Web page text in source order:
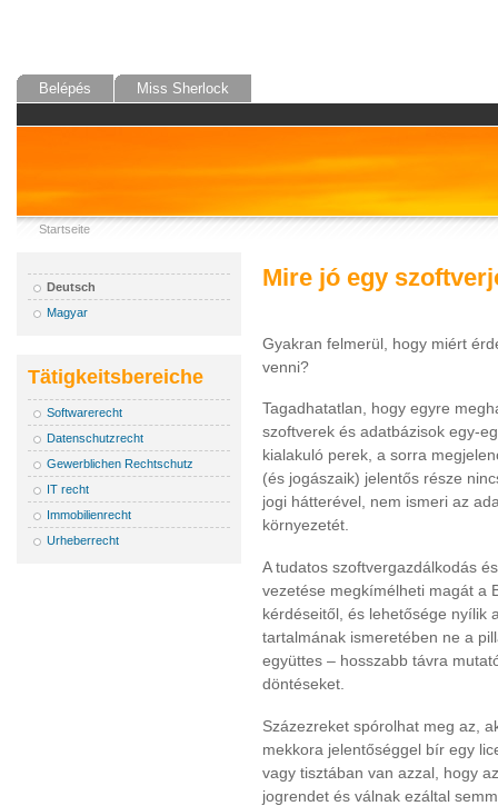
Belépés Miss Sherlock
Startseite
Deutsch
Magyar
Tätigkeitsbereiche
Softwarerecht
Datenschutzrecht
Gewerblichen Rechtschutz
IT recht
Immobilienrecht
Urheberrecht
Mire jó egy
Gyakran felmerül, hogy miért
venni?
Tagadhatatlan, hogy egyre
szoftverek és adatbázisok egy-
kialakuló perek, a sorra
(és jogászaik) jelentős része
jogi hátterével, nem ismeri az
környezetét.
A tudatos szoftvergazdálkodás
vezetése megkímélheti magát a
kérdéseitől, és lehetősége nyílik
tartalmának ismeretében ne a
együttes – hosszabb távra
döntéseket.
Százezreket spórolhat meg az,
mekkora jelentőséggel bír egy
vagy tisztában van azzal, hogy
jogrendet és válnak ezáltal